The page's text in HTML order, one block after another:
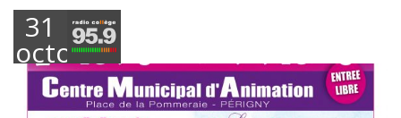
31
octobre
2018